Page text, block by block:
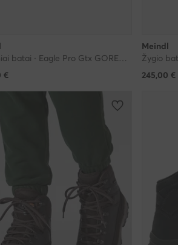
Turistiniai batai · Eagle Pro Gtx GORE-TEX 3761 · Juoda
€
Meindl
Žygio
245,00 €